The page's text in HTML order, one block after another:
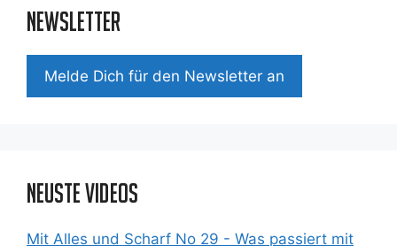
Newsletter
Mel­de Dich für den News­let­ter an
Neuste Videos
Mit Alles und Scharf No 29 - Was passiert mit